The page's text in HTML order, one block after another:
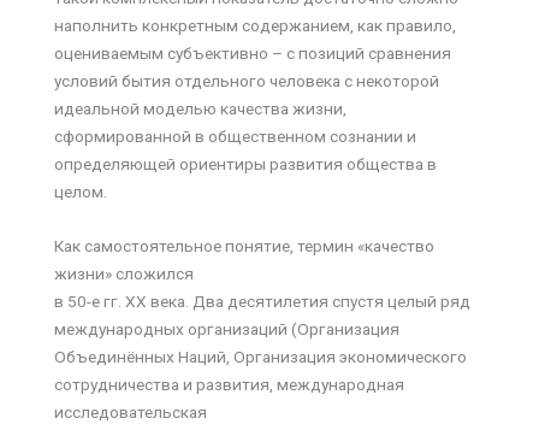
наполнить конкретным содержанием, как правило,
оцениваемым субъективно – с позиций сравнения
условий бытия отдельного человека с некоторой
идеальной моделью качества жизни,
сформированной в общественном сознании и
определяющей ориентиры развития общества в
целом.
Как самостоятельное понятие, термин «качество
жизни» сложился
в 50-е гг. ХХ века. Два десятилетия спустя целый ряд
международных организаций (Организация
Объединённых Наций, Организация экономического
сотрудничества и развития, международная
исследовательская